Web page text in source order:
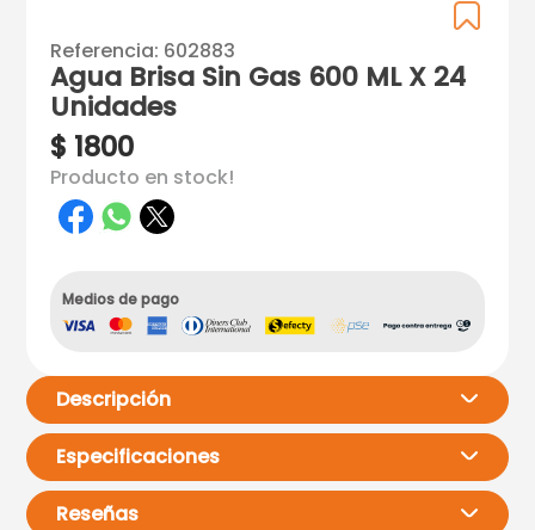
Referencia: 602883
Agua Brisa Sin Gas 600 ML X 24
Unidades
$ 1800
Producto en stock!
Medios de pago
Descripción
Especificaciones
Reseñas